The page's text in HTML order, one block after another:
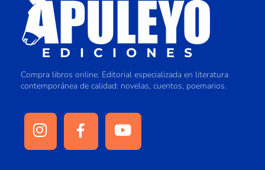
Compra libros online. Editorial especializada en literatura
contemporánea de calidad: novelas, cuentos, poemarios.